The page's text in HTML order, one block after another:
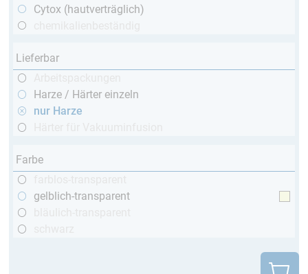
Cytox (hautverträglich)
Lieferbar
Harze / Härter einzeln
nur Harze
Farbe
gelblich-transparent